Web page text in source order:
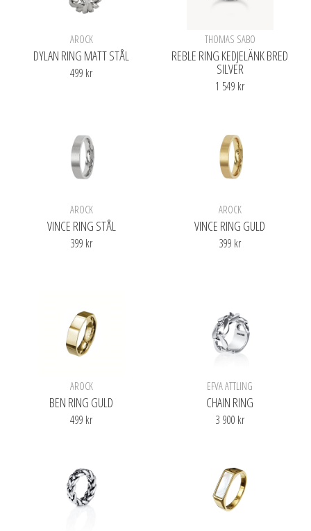
AROCK
DYLAN RING MATT STÅL
499 kr
THOMAS SABO
REBLE RING KEDJELÄNK BRED
SILVER
1 549 kr
AROCK
VINCE RING STÅL
399 kr
AROCK
VINCE RING GULD
399 kr
AROCK
BEN RING GULD
499 kr
EFVA ATTLING
CHAIN RING
3 900 kr